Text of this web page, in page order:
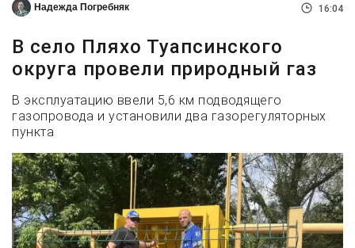
Надежда Погребняк 16:04
В село Пляхо Туапсинского
округа провели природный газ
В эксплуатацию ввели 5,6 км подводящего
газопровода и установили два газорегуляторных
пункта